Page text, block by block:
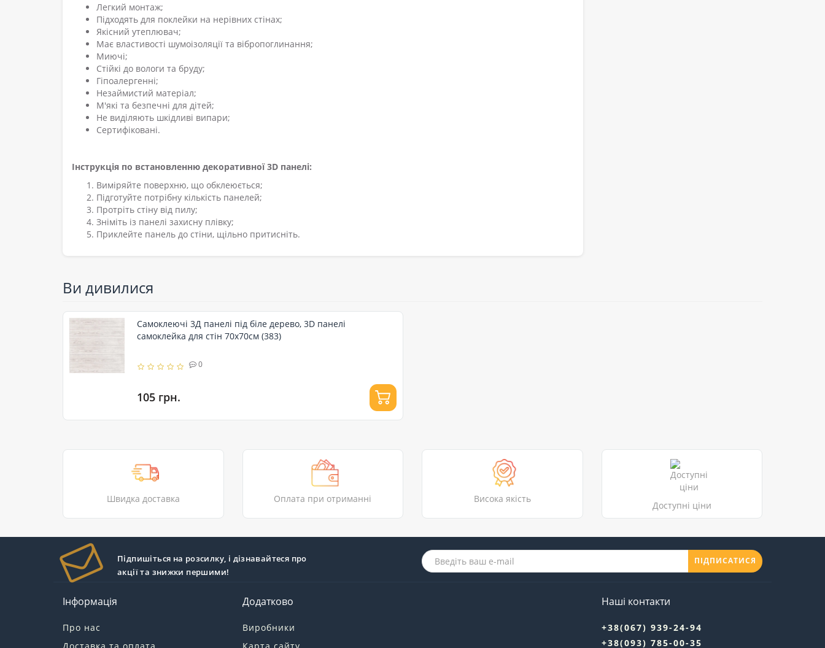
Легкий монтаж;
Підходять для поклейки на нерівних стінах;
Якісний утеплювач;
Має властивості шумоізоляції та вібропоглинання;
Миючі;
Стійкі до вологи та бруду;
Гіпоалергенні;
Незаймистий матеріал;
М'які та безпечні для дітей;
Не виділяють шкідливі випари;
Сертифіковані.
Інструкція по встановленню декоративної 3D панелі:
Виміряйте поверхню, що обклеюється;
Підготуйте потрібну кількість панелей;
Протріть стіну від пилу;
Зніміть із панелі захисну плівку;
Приклейте панель до стіни, щільно притисніть.
Ви дивилися
Самоклеючі 3Д панелі під біле дерево, 3D панелі
самоклейка для стін 70x70см (383)
0
105 грн.
Швидка доставка Оплата при отриманні Висока якість
Доступні ціни
Підпишіться на розсилку, і дізнавайтеся про
акції та знижки першими!
ПІДПИСАТИСЯ
Інформація
Про нас
Додатково
Виробники
Наші контакти
+38(067) 939-24-94
+38(093) 785-00-35